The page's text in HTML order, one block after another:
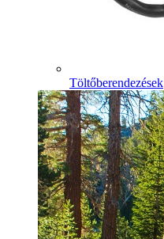
Töltőberendezések